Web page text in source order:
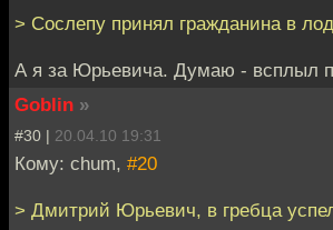
> Сослепу принял гражданина в
А я за Юрьевича. Думаю - всплыл
Goblin »
#30 | 20.04.10 19:31
Кому: chum, #20
> Дмитрий Юрьевич, в гребца